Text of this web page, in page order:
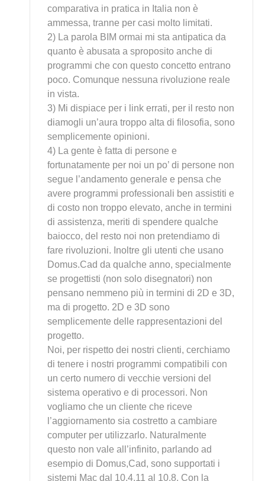
comparativa in pratica in Italia non è
ammessa, tranne per casi molto limitati.
2) La parola BIM ormai mi sta antipatica da
quanto è abusata a sproposito anche di
programmi che con questo concetto entrano
poco. Comunque nessuna rivoluzione reale
in vista.
3) Mi dispiace per i link errati, per il resto non
diamogli un’aura troppo alta di filosofia, sono
semplicemente opinioni.
4) La gente è fatta di persone e
fortunatamente per noi un po’ di persone non
segue l’andamento generale e pensa che
avere programmi professionali ben assistiti e
di costo non troppo elevato, anche in termini
di assistenza, meriti di spendere qualche
baiocco, del resto noi non pretendiamo di
fare rivoluzioni. Inoltre gli utenti che usano
Domus.Cad da qualche anno, specialmente
se progettisti (non solo disegnatori) non
pensano nemmeno più in termini di 2D e 3D,
ma di progetto. 2D e 3D sono
semplicemente delle rappresentazioni del
progetto.
Noi, per rispetto dei nostri clienti, cerchiamo
di tenere i nostri programmi compatibili con
un certo numero di vecchie versioni del
sistema operativo e di processori. Non
vogliamo che un cliente che riceve
l’aggiornamento sia costretto a cambiare
computer per utilizzarlo. Naturalmente
questo non vale all’infinito, parlando ad
esempio di Domus,Cad, sono supportati i
sistemi Mac dal 10.4.11 al 10.8. Con la